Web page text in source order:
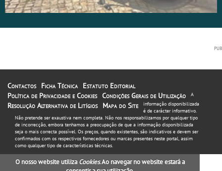
Contactos Ficha Técnica
Estatuto Editorial
Política de Privacidade e Cookies Condições Gerais de Utilização
Resolução Alternativa de Litígios
Mapa do Site
A
informação disponibilizada
é de carácter informativo.
Não pretende ser exaustiva nem completa. Não nos responsabilizamos por qualquer tipo
de incorrecção, embora tenhamos a preocupação de que a informação disponibilizada
seja o mais correcta possível. Os preços, quando existentes, são indicativos e devem ser
confirmados com os respectivos fornecedores ou marcas presentes neste portal, assim
como qualquer tipo de características técnicas.
O nosso website utiliza Cookies. Ao navegar no website estará a